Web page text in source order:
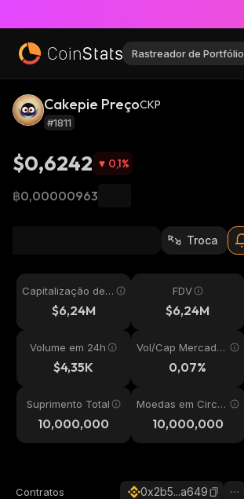
Rastreador de Portfólio
Cakepie PreçoCKP
#1811
$0,6242 0,1%
฿0,00000963
Troca
Capitalização de
Mercado$6,24M
FDV
$6,24M
Volume em 24h
$4,35K
Vol/Cap Mercado
0,07%
Suprimento Total
10,000,000
Moedas em Circul
ação10,000,000
Contratos 0x2b5...a649